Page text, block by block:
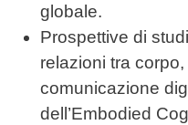
globale.
Prospettive di
relazioni tra
comunicazione
dell’Embodied